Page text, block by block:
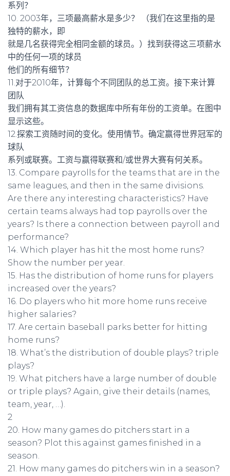
系列？
10. 2003年，三项最高薪水是多少？ （我们在这里指的是
独特的薪水，即
就是几名获得完全相同金额的球员。）找到获得这三项薪水
中的任何一项的球员
他们的所有细节？
11.对于2010年，计算每个不同团队的总工资。接下来计算
团队
我们拥有其工资信息的数据库中所有年份的工资单。在图中
显示这些。
12.探索工资随时间的变化。使用情节。确定赢得世界冠军的
球队
系列或联赛。工资与赢得联赛和/或世界大赛有何关系。
13. Compare payrolls for the teams that are in the
same leagues, and then in the same divisions.
Are there any interesting characteristics? Have
certain teams always had top payrolls over the
years? Is there a connection between payroll and
performance?
14. Which player has hit the most home runs?
Show the number per year.
15. Has the distribution of home runs for players
increased over the years?
16. Do players who hit more home runs receive
higher salaries?
17. Are certain baseball parks better for hitting
home runs?
18. What’s the distribution of double plays? triple
plays?
19. What pitchers have a large number of double
or triple plays? Again, give their details (names,
team, year, …).
2
20. How many games do pitchers start in a
season? Plot this against games finished in a
season.
21. How many games do pitchers win in a season?